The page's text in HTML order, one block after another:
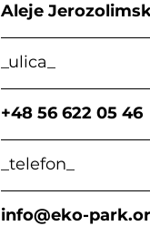
Aleje
_ulica_
+48 56 622 05 46
_telefon_
info@eko-